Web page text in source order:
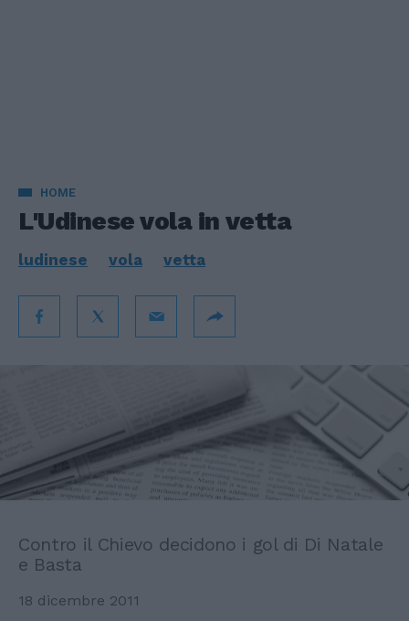
HOME
L'Udinese vola in vetta
ludinese vola vetta
Contro il Chievo decidono i gol di Di Natale
e Basta
18 dicembre 2011